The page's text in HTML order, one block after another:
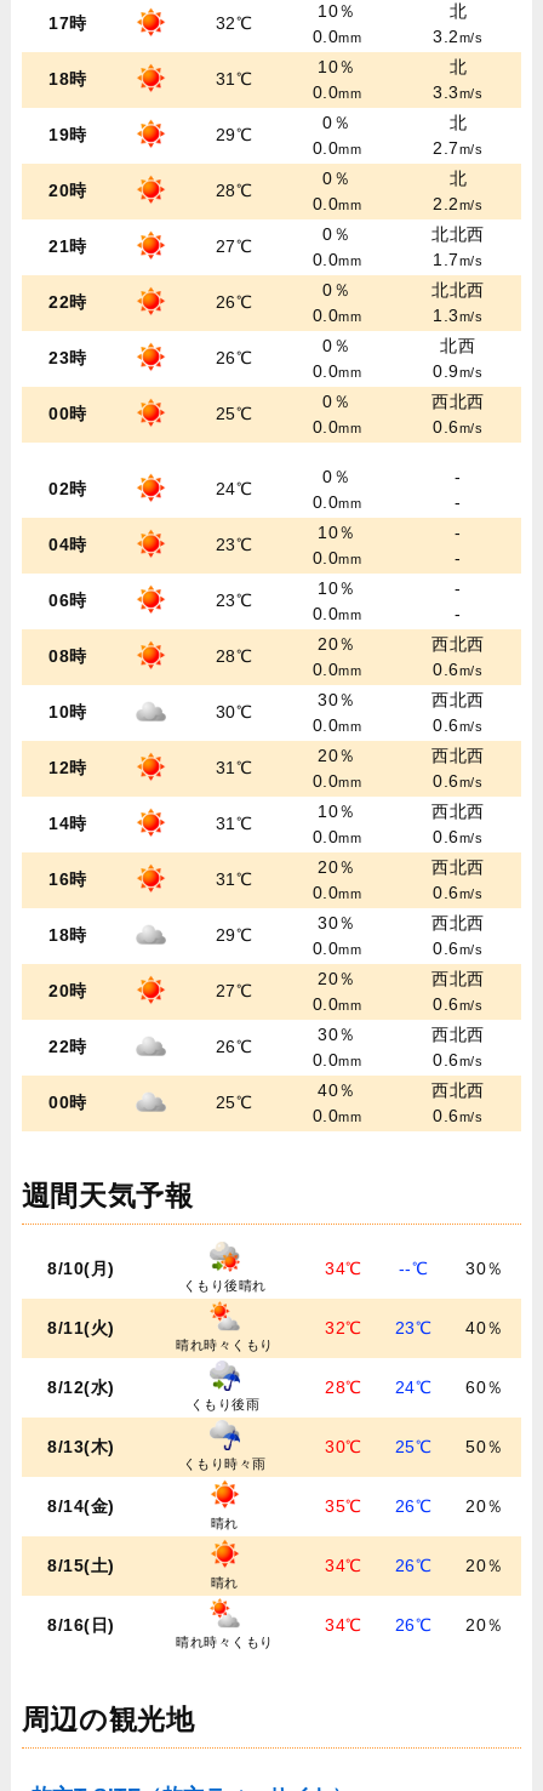
17時 32℃
10％
0.0mm
北
3.2m/s
18時 31℃
10％
0.0mm
北
3.3m/s
19時 29℃
0％
0.0mm
北
2.7m/s
20時 28℃
0％
0.0mm
北
2.2m/s
21時 27℃
0％
0.0mm
北北西
1.7m/s
22時 26℃
0％
0.0mm
北北西
1.3m/s
23時 26℃
0％
0.0mm
北西
0.9m/s
00時 25℃
0％
0.0mm
西北西
0.6m/s
02時 24℃
0％
0.0mm
-
-
04時 23℃
10％
0.0mm
-
-
06時 23℃
10％
0.0mm
-
-
08時 28℃
20％
0.0mm
西北西
0.6m/s
10時 30℃
30％
0.0mm
西北西
0.6m/s
12時 31℃
20％
0.0mm
西北西
0.6m/s
14時 31℃
10％
0.0mm
西北西
0.6m/s
16時 31℃
20％
0.0mm
西北西
0.6m/s
18時 29℃
30％
0.0mm
西北西
0.6m/s
20時 27℃
20％
0.0mm
西北西
0.6m/s
22時 26℃
30％
0.0mm
西北西
0.6m/s
00時 25℃
40％
0.0mm
西北西
0.6m/s
週間天気予報
8/10(月)
くもり後晴れ
34℃ --℃ 30％
8/11(火)
晴れ時々くもり
32℃ 23℃ 40％
8/12(水)
くもり後雨
28℃ 24℃ 60％
8/13(木)
くもり時々雨
30℃ 25℃ 50％
8/14(金)
晴れ
35℃ 26℃ 20％
8/15(土)
晴れ
34℃ 26℃ 20％
8/16(日)
晴れ時々くもり
34℃ 26℃ 20％
周辺の観光地